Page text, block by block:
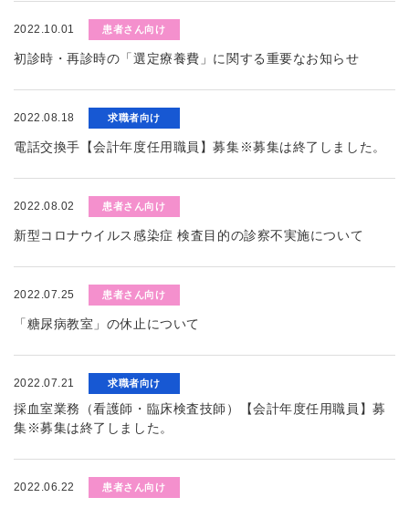
2022.10.01 患者さん向け
初診時・再診時の「選定療養費」に関する重要なお知らせ
2022.08.18 求職者向け
電話交換手【会計年度任用職員】募集※募集は終了しました。
2022.08.02 患者さん向け
新型コロナウイルス感染症 検査目的の診察不実施について
2022.07.25 患者さん向け
「糖尿病教室」の休止について
2022.07.21 求職者向け
採血室業務（看護師・臨床検査技師）【会計年度任用職員】募
集※募集は終了しました。
2022.06.22 患者さん向け